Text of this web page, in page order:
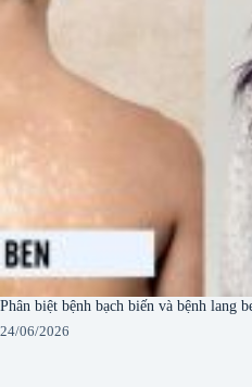
Phân biệt bệnh bạch biến và bệnh lang
24/06/2026